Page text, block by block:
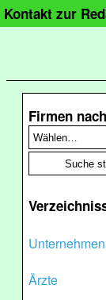
Kontakt zur
Firmen
Ärzte